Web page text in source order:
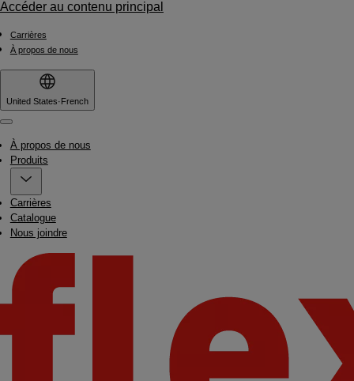
Accéder au contenu principal
Carrières
À propos de nous
United States·French
À propos de nous
Produits
Carrières
Catalogue
Nous joindre